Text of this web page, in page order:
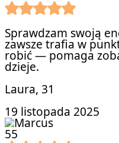
Sprawdzam swoją
zawsze trafia w
robić — pomaga
dzieje.
Laura, 31
19 listopada 2025
55